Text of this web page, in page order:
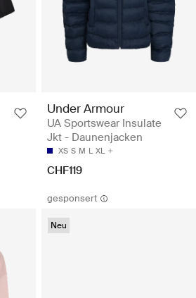
Under Armour
UA Sportswear Insulate
Jkt - Daunenjacken
XS S M L XL
CHF119
gesponsert
Neu